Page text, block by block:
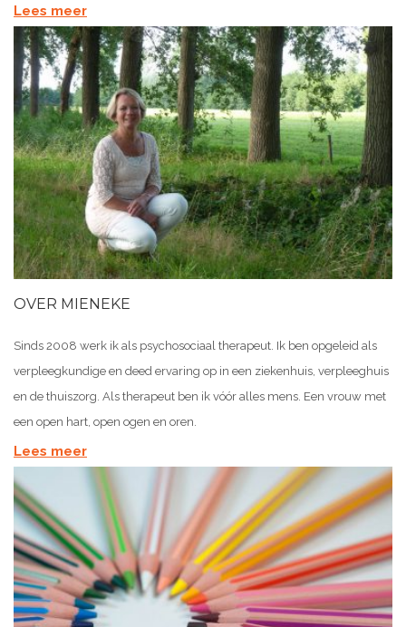
Lees meer
OVER MIENEKE
Sinds 2008 werk ik als psychosociaal therapeut. Ik ben opgeleid als
verpleegkundige en deed ervaring op in een ziekenhuis, verpleeghuis
en de thuiszorg. Als therapeut ben ik vóór alles mens. Een vrouw met
een open hart, open ogen en oren.
Lees meer